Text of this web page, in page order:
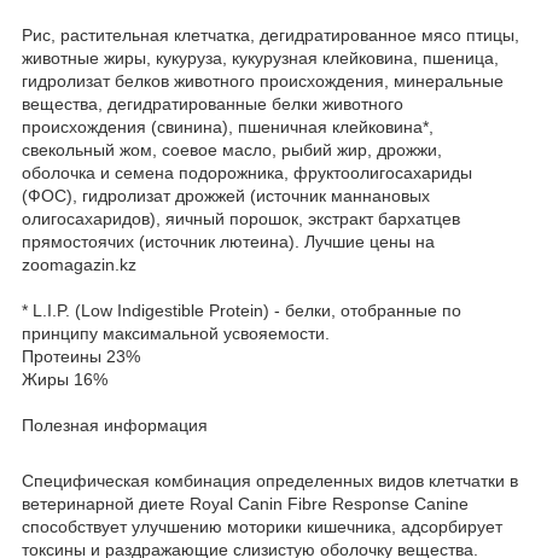
Рис, растительная клетчатка, дегидратированное мясо птицы,
животные жиры, кукуруза, кукурузная клейковина, пшеница,
гидролизат белков животного происхождения, минеральные
вещества, дегидратированные белки животного
происхождения (свинина), пшеничная клейковина*,
свекольный жом, соевое масло, рыбий жир, дрожжи,
оболочка и семена подорожника, фруктоолигосахариды
(ФОС), гидролизат дрожжей (источник маннановых
олигосахаридов), яичный порошок, экстракт бархатцев
прямостоячих (источник лютеина). Лучшие цены на
zoomagazin.kz
* L.I.P. (Low Indigestible Protein) - белки, отобранные по
принципу максимальной усвояемости.
Протеины 23%
Жиры 16%
Полезная информация
Специфическая комбинация определенных видов клетчатки в
ветеринарной диете Royal Canin Fibre Response Canine
способствует улучшению моторики кишечника, адсорбирует
токсины и раздражающие слизистую оболочку вещества.